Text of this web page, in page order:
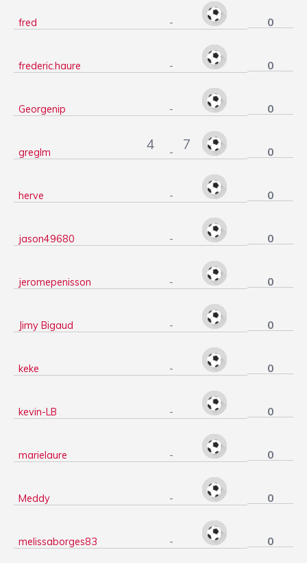
fred - 0
frederic.haure - 0
Georgenip - 0
greglm 4 - 7 0
herve - 0
jason49680 - 0
jeromepenisson - 0
Jimy Bigaud - 0
keke - 0
kevin-LB - 0
marielaure - 0
Meddy - 0
melissaborges83 - 0